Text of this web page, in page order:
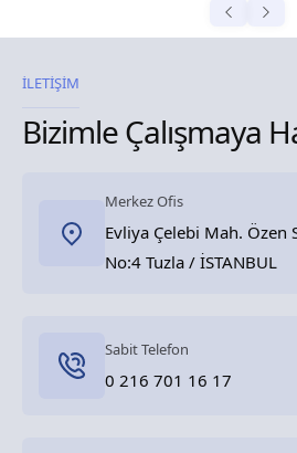
İLETİŞİM
Bizimle Çalışmaya
Merkez Ofis
Evliya Çelebi Mah. Özen
No:4 Tuzla / İSTANBUL
Sabit Telefon
0 216 701 16 17